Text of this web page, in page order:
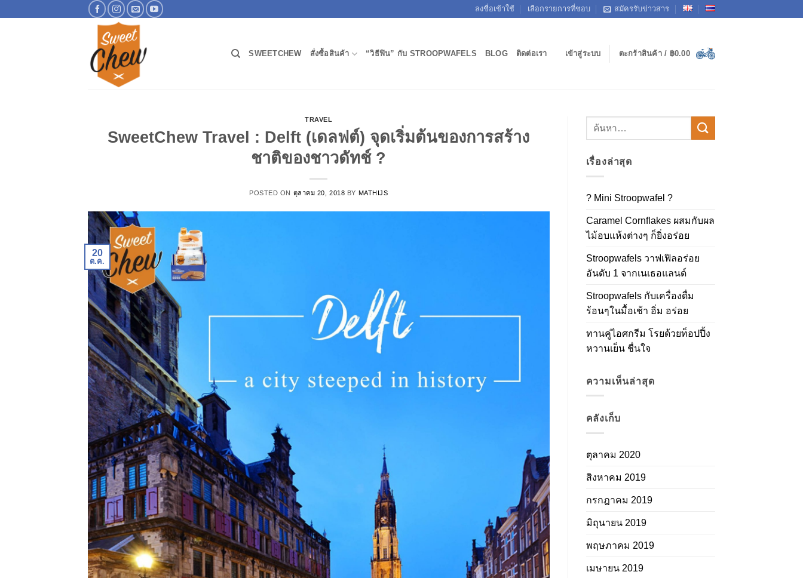
ลงชื่อเข้าใช้ เลือกรายการที่ชอบ สมัครรับข่าวสาร
SWEETCHEW สั่งซื้อสินค้า “วิธีฟิน” กับ STROOPWAFELS BLOG ติดต่อเรา เข้าสู่ระบบ ตะกร้าสินค้า / ฿0.00
TRAVEL
SweetChew Travel : Delft (เดลฟต์) จุดเริ่มต้นของการสร้าง
ชาติของชาวดัทช์ ?
POSTED ON ตุลาคม 20, 2018 BY MATHIJS
20
ต.ค.
เรื่องล่าสุด
? Mini Stroopwafel ?
Caramel Cornflakes ผสมกับผล
ไม้อบแห้งต่างๆ ก็ยิ่งอร่อย
Stroopwafels วาฟเฟิลอร่อย
อันดับ 1 จากเนเธอแลนด์
Stroopwafels กับเครื่องดื่ม
ร้อนๆในมื้อเช้า อิ่ม อร่อย
ทานคู่ไอศกรีม โรยด้วยท็อปปิ้ง
หวานเย็น ชื่นใจ
ความเห็นล่าสุด
คลังเก็บ
ตุลาคม 2020
สิงหาคม 2019
กรกฎาคม 2019
มิถุนายน 2019
พฤษภาคม 2019
เมษายน 2019